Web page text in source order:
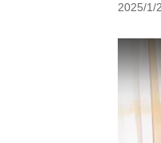
2025/1/